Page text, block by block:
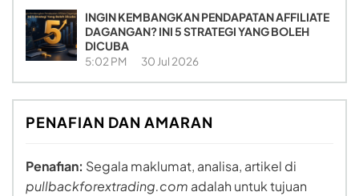
INGIN KEMBANGKAN PENDAPATAN AFFILIATE
DAGANGAN? INI 5 STRATEGI YANG BOLEH
DICUBA
5:02 PM 30 Jul 2026
PENAFIAN DAN AMARAN
Penafian: Segala maklumat, analisa, artikel di
pullbackforextrading.com adalah untuk tujuan